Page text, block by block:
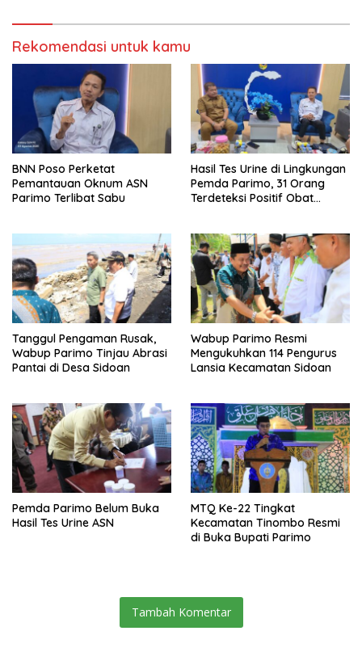
Rekomendasi untuk kamu
BNN Poso Perketat
Pemantauan Oknum ASN
Parimo Terlibat Sabu
Hasil Tes Urine di Lingkungan
Pemda Parimo, 31 Orang
Terdeteksi Positif Obat
Tanggul Pengaman Rusak,
Wabup Parimo Tinjau Abrasi
Pantai di Desa Sidoan
Wabup Parimo Resmi
Mengukuhkan 114 Pengurus
Lansia Kecamatan Sidoan
Pemda Parimo Belum Buka
Hasil Tes Urine ASN
MTQ Ke-22 Tingkat
Kecamatan Tinombo Resmi
di Buka Bupati Parimo
Tambah Komentar